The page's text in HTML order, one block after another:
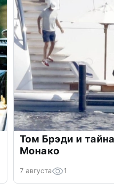
Том Брэди и
Монако
7 августа 1